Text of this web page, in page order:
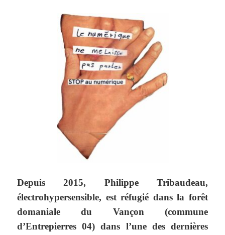
Depuis 2015, Philippe Tribaudeau,
électrohypersensible, est réfugié dans la forêt
domaniale du Vançon (commune
d’Entrepierres 04) dans l’une des dernières